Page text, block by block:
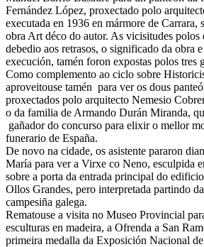
Fernández López, proxectado polo
executada en 1936 en mármore de Carrara,
obra Art déco do autor. As vicisitudes polos
debedio aos retrasos, o significado da obra
execución, tamén foron expostas polos tres
Como complemento ao ciclo sobre
aproveitouse tamén para ver os dous
proxectados polo arquitecto Nemesio
o da familia de Armando Durán Miranda,
gañador do concurso para elixir o mellor
funerario de España.
De novo na cidade, os asistente pararon
María para ver a Virxe co Neno, esculpida
sobre a porta da entrada principal do
Ollos Grandes, pero interpretada partindo
campesiña galega.
Rematouse a visita no Museo Provincial
esculturas en madeira, a Ofrenda a San
primeira medalla da Exposición Nacional